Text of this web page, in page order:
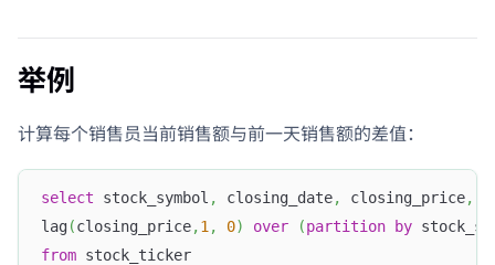
举例
计算每个销售员当前销售额与前一天销售额的差值：
select stock_symbol , closing_date, closing_price,
lag(closing_price,1 , 0) over (partition by
from stock_ticker